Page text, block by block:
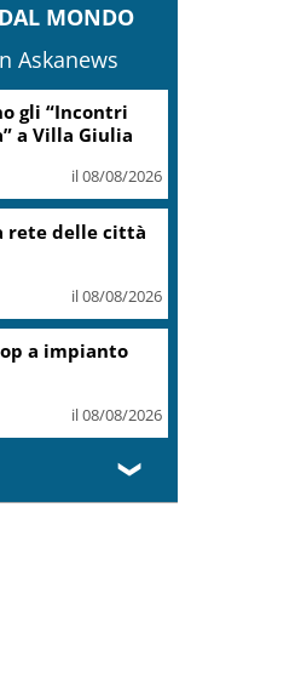
MONDO
Askanews
gli “Incontri
a Villa Giulia
il 08/08/2026
rete delle città
il 08/08/2026
a impianto
il 08/08/2026
❯